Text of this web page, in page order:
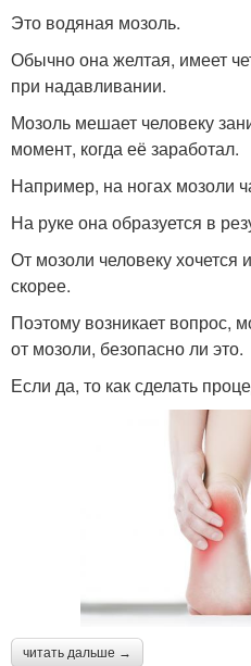
Это водяная мозоль.
Обычно она желтая, имеет
при надавливании.
Мозоль мешает человеку
момент, когда её заработал.
Например, на ногах мозоли
На руке она образуется в
От мозоли человеку хочется
скорее.
Поэтому возникает вопрос,
от мозоли, безопасно ли это.
Если да, то как сделать
читать дальше →